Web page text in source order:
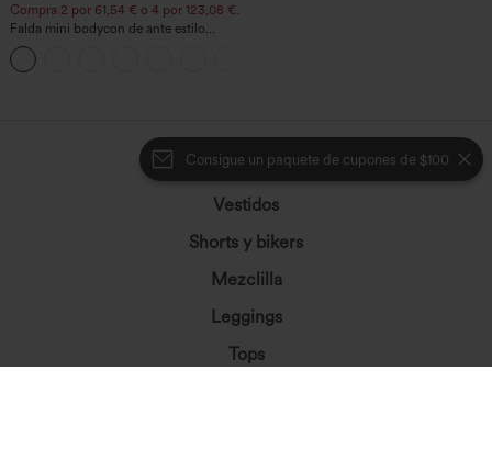
Consigue un paquete de cupones de $100
Compra 2 por 61,54 € o 4 por 123,08 €.
Falda mini bodycon de ante estilo
crossover, talle alto, 2 en 1, dobladillo
con flecos, para fiesta
Pantalones
Vestidos
Shorts y bikers
Mezclilla
Leggings
Tops